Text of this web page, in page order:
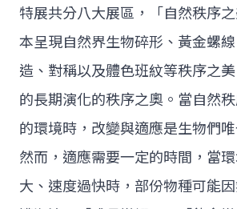
特展共分八大展區，「自然秩序
本呈現自然界生物碎形、黃金螺
造、對稱以及體色班紋等秩序之
的長期演化的秩序之奧。當自然
的環境時，改變與適應是生物們唯
然而，適應需要一定的時間，當
大、速度過快時，部份物種可能